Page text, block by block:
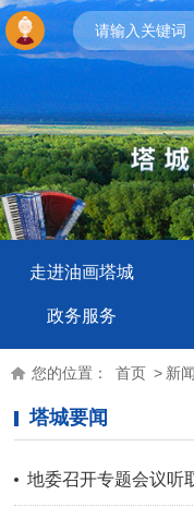
走进油画塔城
政务服务
您的位置： 首页 > 新
塔城要闻
地委召开专题会议听取地区开发开放相关工作情况汇报 用活用